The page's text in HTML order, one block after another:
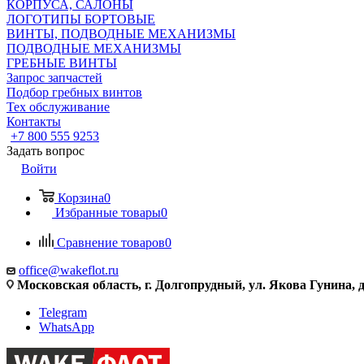
КОРПУСА, САЛОНЫ
ЛОГОТИПЫ БОРТОВЫЕ
ВИНТЫ, ПОДВОДНЫЕ МЕХАНИЗМЫ
ПОДВОДНЫЕ МЕХАНИЗМЫ
ГРЕБНЫЕ ВИНТЫ
Запрос запчастей
Подбор гребных винтов
Тех обслуживание
Контакты
+7 800 555 9253
Задать вопрос
Войти
Корзина0
Избранные товары0
Сравнение товаров0
office@wakeflot.ru
Московская область, г. Долгопрудный, ул. Якова Гунина,
Telegram
WhatsApp